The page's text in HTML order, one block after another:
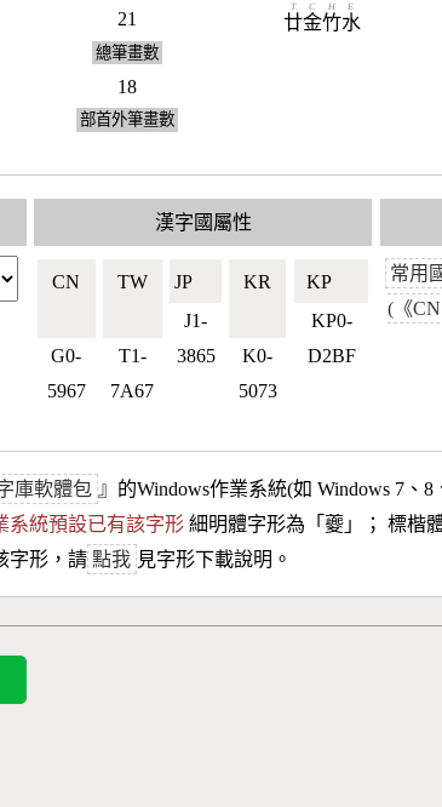
21
總筆畫數
18
部首外筆畫數
廿
T
金
C
竹
H
水
E
漢字國屬性
CN
G0-
5967
TW
T1-
7A67
JP🇯🇵
J1-
3865
KR
K0-
5073
KP🇰🇵
KP0-
D2BF
常用
(《
庫軟體包 』的Windows作業系統(如 Windows 7、8
系統預設已有該字形 細明體字形為「 夔 」； 標楷
字形，請 點我 見字形下載說明。